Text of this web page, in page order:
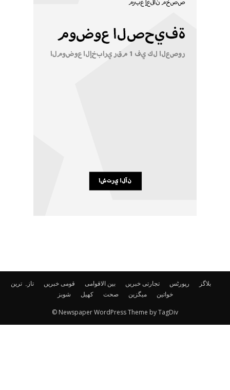
تازہ ترین قومی خبریں بین الاقوامی تجارتی خبریں رپورٹس
بلاگز
شوبز
کھیل صحت میگزین خواتین
© Newspaper WordPress Theme by TagDiv